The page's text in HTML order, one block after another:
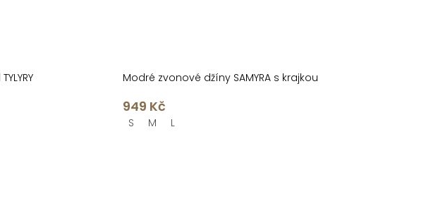
Modré zvonové džíny SAMYRA s krajkou
949 Kč
S M L